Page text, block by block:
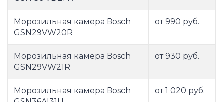
Морозильная камера Bosch
GSN29VW20R
от 990 руб.
Морозильная камера Bosch
GSN29VW21R
от 930 руб.
Морозильная камера Bosch
от 1 020 руб.